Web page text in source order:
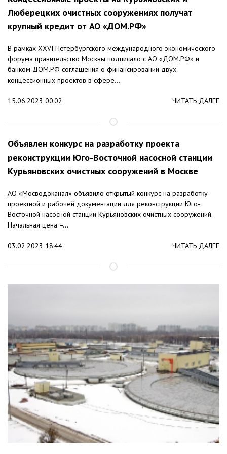
Люберецких очистных сооружениях получат
крупный кредит от АО «ДОМ.РФ»
В рамках XXVI Петербургского международного экономического
форума правительство Москвы подписало с АО «ДОМ.РФ» и
банком ДОМ.РФ соглашения о финансировании двух
концессионных проектов в сфере...
15.06.2023 00:02 ЧИТАТЬ ДАЛЕЕ
Объявлен конкурс на разработку проекта
реконструкции Юго-Восточной насосной станции
Курьяновских очистных сооружений в Москве
АО «Мосводоканал» объявило открытый конкурс на разработку
проектной и рабочей документации для реконструкции Юго-
Восточной насосной станции Курьяновских очистных сооружений.
Начальная цена –...
03.02.2023 18:44 ЧИТАТЬ ДАЛЕЕ